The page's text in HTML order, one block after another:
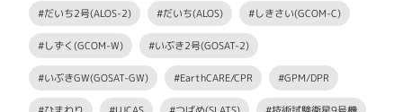
#だいち2号(ALOS-2) #だいち(ALOS) #しきさい(GCOM-C)
#しずく(GCOM-W) #いぶき2号(GOSAT-2)
#いぶきGW(GOSAT-GW) #EarthCARE/CPR #GPM/DPR